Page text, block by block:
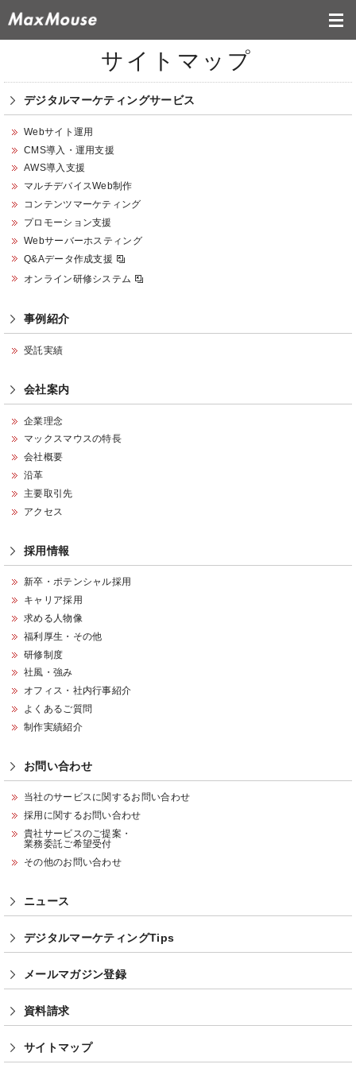
サイトマップ
デジタルマーケティングサービス
Webサイト運用
CMS導入・運用支援
AWS導入支援
マルチデバイスWeb制作
コンテンツマーケティング
プロモーション支援
Webサーバーホスティング
Q&Aデータ作成支援
オンライン研修システム
事例紹介
受託実績
会社案内
企業理念
マックスマウスの特長
会社概要
沿革
主要取引先
アクセス
採用情報
新卒・ポテンシャル採用
キャリア採用
求める人物像
福利厚生・その他
研修制度
社風・強み
オフィス・社内行事紹介
よくあるご質問
制作実績紹介
お問い合わせ
当社のサービスに関するお問い合わせ
採用に関するお問い合わせ
貴社サービスのご提案・
業務委託ご希望受付
その他のお問い合わせ
ニュース
デジタルマーケティングTips
メールマガジン登録
資料請求
サイトマップ